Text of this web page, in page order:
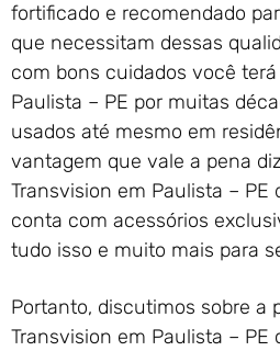
fortificado e recomendado
que necessitam dessas
com bons cuidados você
Paulista – PE por muitas
usados até mesmo em
vantagem que vale a pena
Transvision em Paulista – PE
conta com acessórios
tudo isso e muito mais para
Portanto, discutimos sobre a
Transvision em Paulista – PE